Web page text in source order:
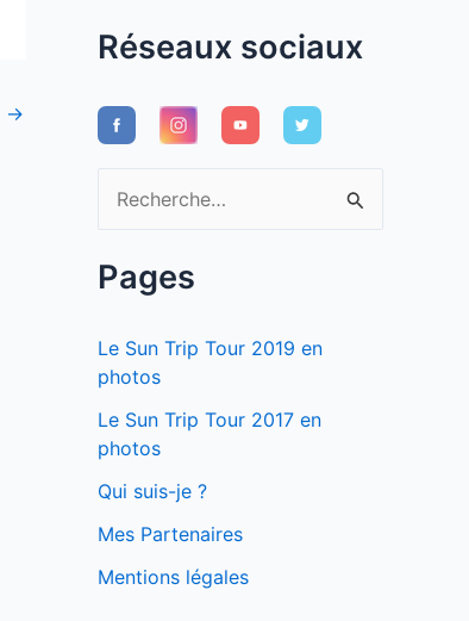
→
Réseaux sociaux
e
c
e
r
c
h
e
r
Pages
Le Sun Trip Tour 2019 en
photos
Le Sun Trip Tour 2017 en
photos
Qui suis-je ?
Mes Partenaires
Mentions légales